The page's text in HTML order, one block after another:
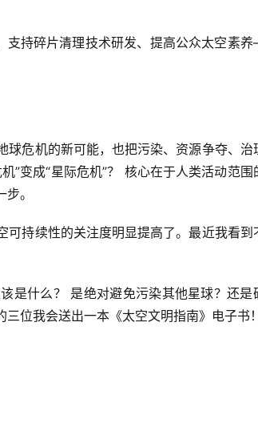
支持碎片清理技术研发、提高公众太空素
球危机的新可能，也把污染、资源争夺、治
”变成“星际危机”？
核心在于人类活动范围
。
可持续性的关注度明显提高了。最近我看到
是什么？
是绝对避免污染其他星球？还是
位我会送出一本《太空文明指南》电子书